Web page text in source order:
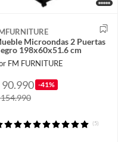
Microondas 2 Puertas
198x60x51.6 cm
FM FURNITURE
90.990 -41%
(5)